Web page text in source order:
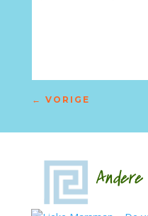
← VORIGE
Andere